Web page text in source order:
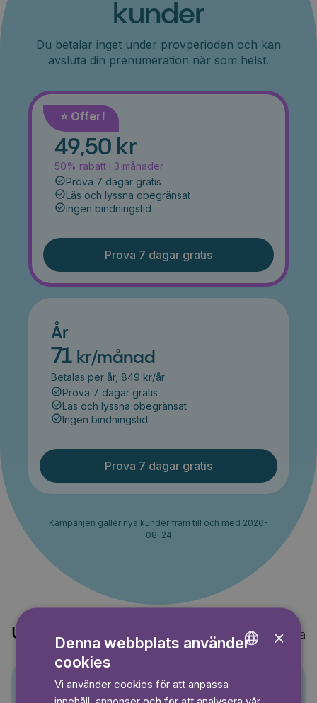
kunder
Du betalar inget under provperioden och kan
avsluta din prenumeration när som helst.
⭐️ Offer!
Månad
49,50 kr
50% rabatt i 3 månader
Prova 7 dagar gratis
Läs och lyssna obegränsat
Ingen bindningstid
Prova 7 dagar gratis
År
71 kr/månad
Betalas per år, 849 kr/år
Prova 7 dagar gratis
Läs och lyssna obegränsat
Ingen bindningstid
Prova 7 dagar gratis
Kampanjen gäller nya kunder fram till och med 2026-
08-24
Upptäck också Visa alla
×
Denna webbplats använder
cookies
Vi använder cookies för att anpassa